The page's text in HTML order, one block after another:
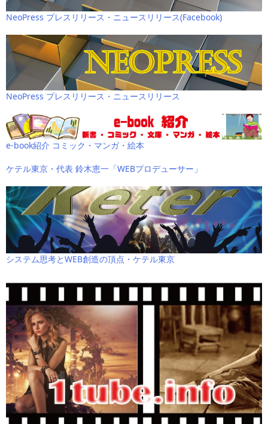
NeoPress プレスリリース・ニュースリリース(Facebook)
NeoPress プレスリリース・ニュースリリース
e-book紹介 コミック・マンガ・絵本
ケテル東京・代表 鈴木恵一「WEBプロデューサー」
システム思考とWEB創造の頂点・ケテル東京